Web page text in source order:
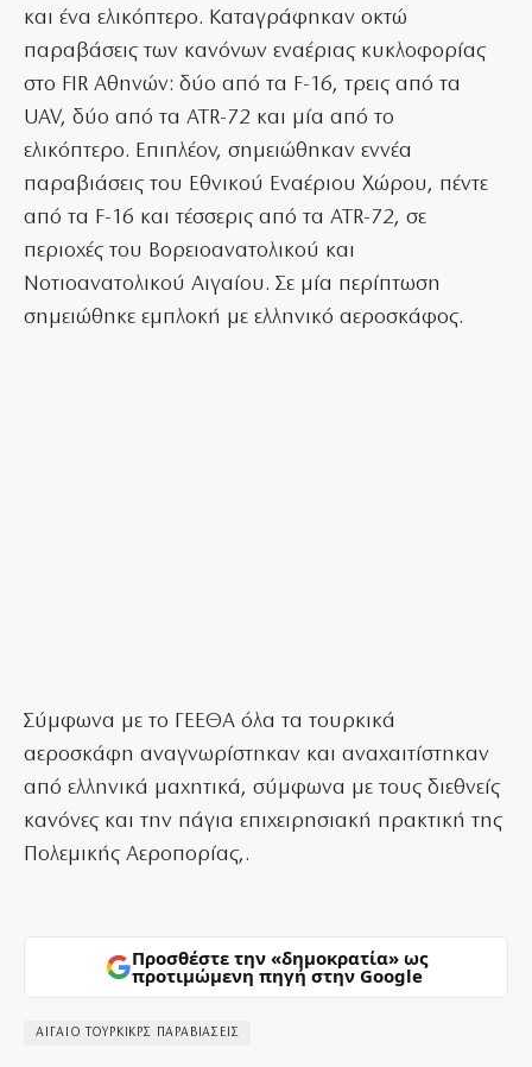
και ένα ελικόπτερο. Καταγράφηκαν οκτώ
παραβάσεις των κανόνων εναέριας κυκλοφορίας
στο FIR Αθηνών: δύο από τα F-16, τρεις από τα
UAV, δύο από τα ATR-72 και μία από το
ελικόπτερο. Επιπλέον, σημειώθηκαν εννέα
παραβιάσεις του Εθνικού Εναέριου Χώρου, πέντε
από τα F-16 και τέσσερις από τα ATR-72, σε
περιοχές του Βορειοανατολικού και
Νοτιοανατολικού Αιγαίου. Σε μία περίπτωση
σημειώθηκε εμπλοκή με ελληνικό αεροσκάφος.
Σύμφωνα με το ΓΕΕΘΑ όλα τα τουρκικά
αεροσκάφη αναγνωρίστηκαν και αναχαιτίστηκαν
από ελληνικά μαχητικά, σύμφωνα με τους διεθνείς
κανόνες και την πάγια επιχειρησιακή πρακτική της
Πολεμικής Αεροπορίας,.
Προσθέστε την «δημοκρατία» ως
προτιμώμενη πηγή στην Google
ΑΙΓΑΙΟ ΤΟΥΡΚΙΚΡΣ ΠΑΡΑΒΙΑΣΕΙΣ